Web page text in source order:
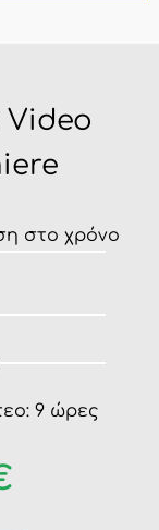
Video
στο χρόνο
9 ώρες